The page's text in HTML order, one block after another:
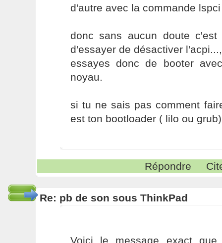
d'autre avec la commande lspci
donc sans aucun doute
d'essayer de désactiver l'acpi...,
essayes donc de booter
noyau.
si tu ne sais pas comment
est ton bootloader ( lilo ou grub)
Répondre
Re: pb de son sous ThinkPad
Voiçi le message exact que